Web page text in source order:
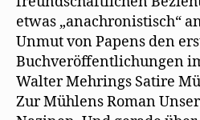
etwas „anachronistisch“
Unmut von Papens den
Buchveröffentlichungen
Walter Mehrings Satire
Zur Mühlens Roman